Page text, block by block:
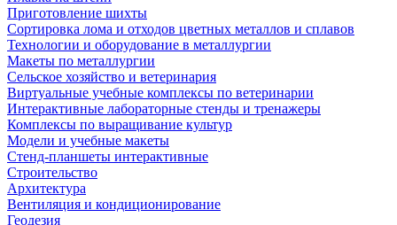
Приготовление шихты
Сортировка лома и отходов цветных металлов и сплавов
Технологии и оборудование в металлургии
Макеты по металлургии
Сельское хозяйство и ветеринария
Виртуальные учебные комплексы по ветеринарии
Интерактивные лабораторные стенды и тренажеры
Комплексы по выращивание культур
Модели и учебные макеты
Стенд-планшеты интерактивные
Строительство
Архитектура
Вентиляция и кондиционирование
Геодезия